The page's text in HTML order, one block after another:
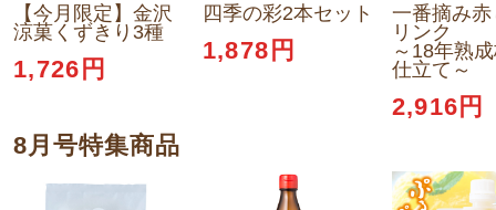
【今月限定】金沢
涼菓くずきり3種
1,726円
四季の彩2本セット
1,878円
一番摘み
リンク
～18年熟
仕立て～
2,916円
8月号特集商品